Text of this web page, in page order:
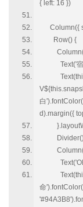
{ left: 16 })
Column({
Row() {
Text('宿主
白
d).margin({
Text('OE
命